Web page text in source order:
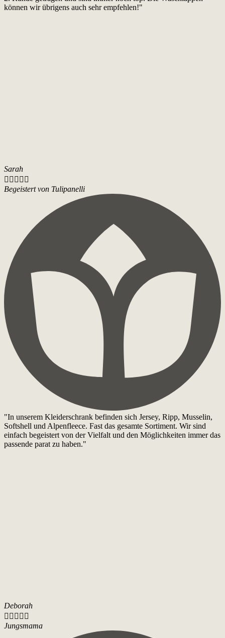
können wir übrigens auch sehr empfehlen!"
Sarah
    
Begeistert von Tulipanelli
"In unserem Kleiderschrank befinden sich Jersey, Ripp, Musselin,
Softshell und Alpenfleece. Fast das gesamte Sortiment. Wir sind
einfach begeistert von der Vielfalt und den Möglichkeiten immer das
passende parat zu haben."
Deborah
    
Jungsmama